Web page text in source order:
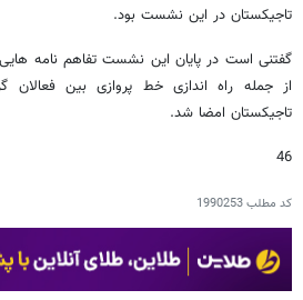
تاجیکستان در این نشست بود.
گفتنی است در پایان این نشست تفاهم نامه
از جمله راه اندازی خط پروازی بین
تاجیکستان امضا شد.
46
کد مطلب1990253